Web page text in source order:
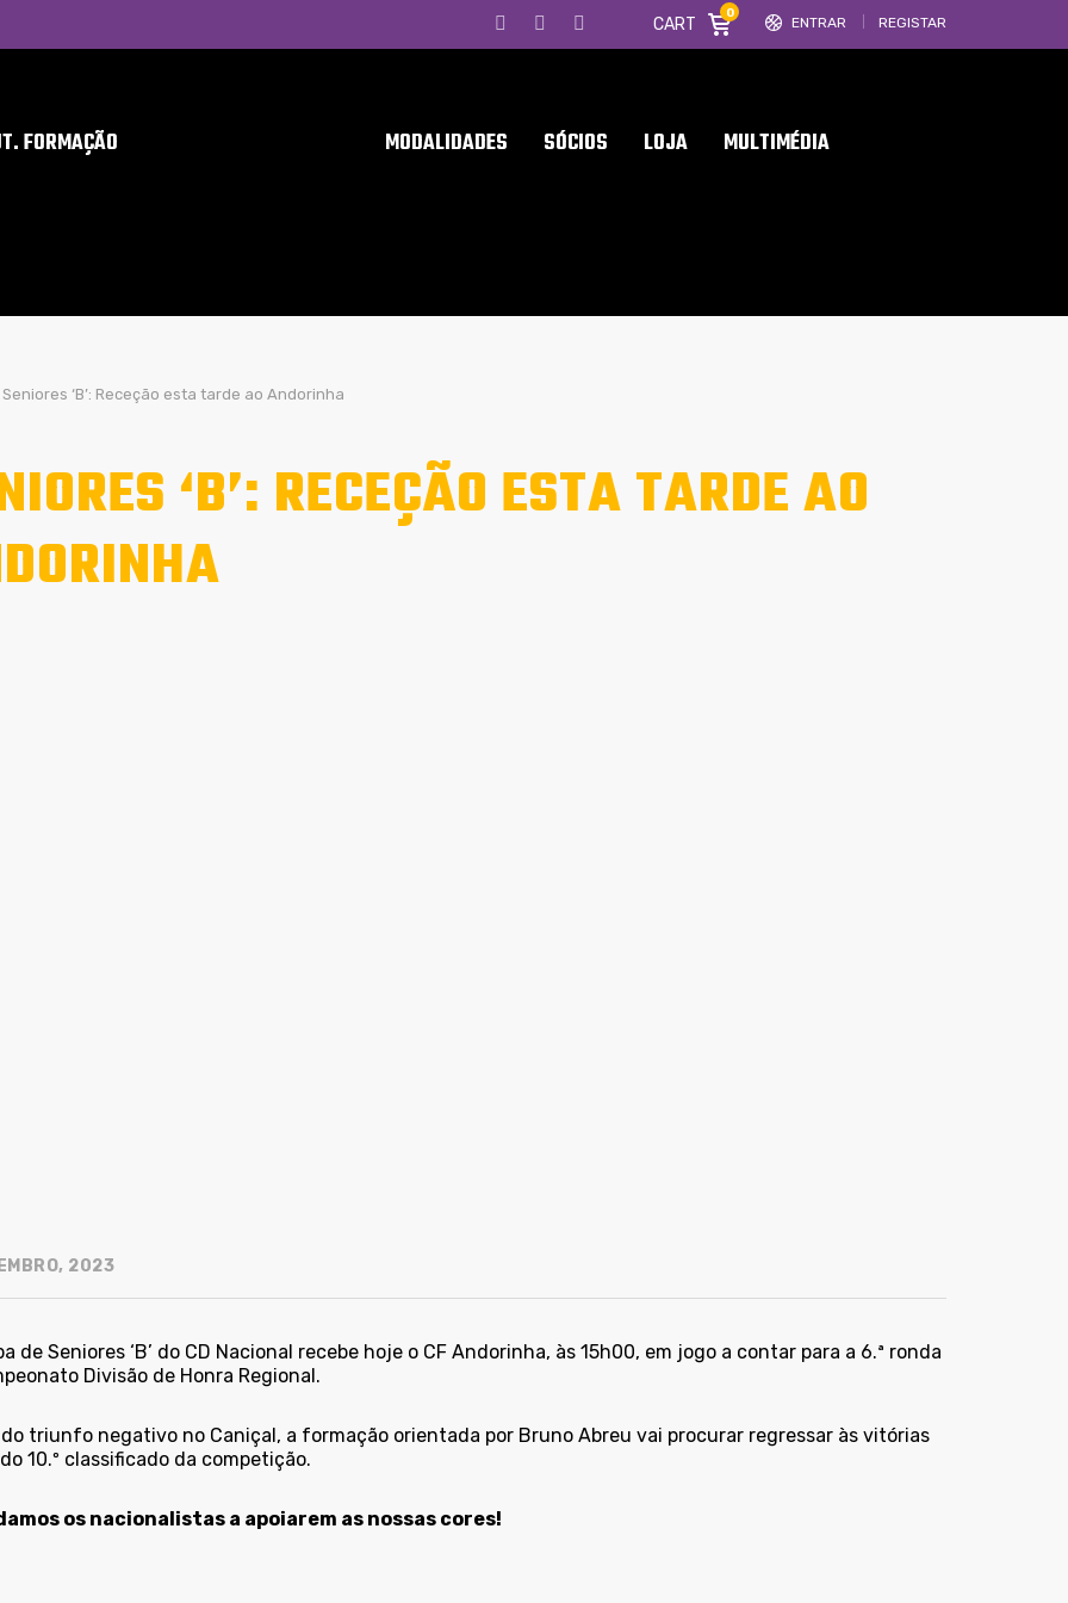
ENTRAR REGISTAR
CART
0
FORMAÇÃO MODALIDADES SÓCIOS LOJA MULTIMÉDIA
Seniores ‘B’: Receção esta tarde ao Andorinha
‘B’: RECEÇÃO ESTA TARDE AO
2023
de Seniores ‘B’ do CD Nacional recebe hoje o CF Andorinha, às 15h00, em jogo a contar para a 6.ª ronda
Divisão de Honra Regional.
do triunfo negativo no Caniçal, a formação orientada por Bruno Abreu vai procurar regressar às vitórias
10.º classificado da competição.
os nacionalistas a apoiarem as nossas cores!